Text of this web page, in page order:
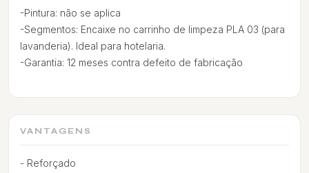
-Pintura: não se aplica
-Segmentos: Encaixe no carrinho de limpeza PLA 03 (para
lavanderia). Ideal para hotelaria.
-Garantia: 12 meses contra defeito de fabricação
VANTAGENS
- Reforçado